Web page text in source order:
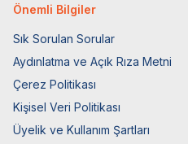
Önemli Bilgiler
Sık Sorulan Sorular
Aydınlatma ve Açık Rıza Metni
Çerez Politikası
Kişisel Veri Politikası
Üyelik ve Kullanım Şartları